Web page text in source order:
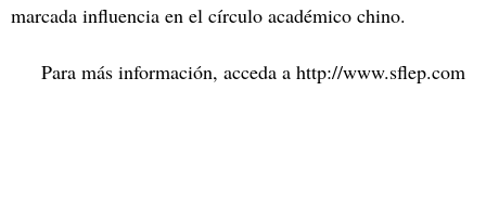
marcada influencia en el círculo académico chino.
Para más información, acceda a http://www.sflep.com